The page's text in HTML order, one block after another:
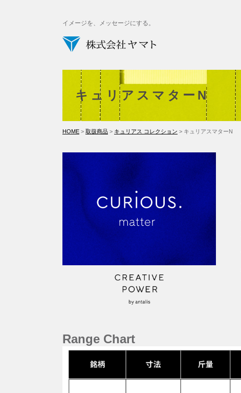
イメージを、メッセージにする。
キュリアスマターN
HOME > 取扱商品 > キュリアス コレクション > キュリアスマターN
Range Chart